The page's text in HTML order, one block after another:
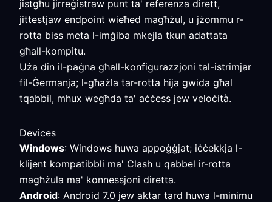
jistgħu jirreġistraw punt ta' referenza dirett,
jittestjaw endpoint wieħed magħżul, u jżommu r-
rotta biss meta l-imġiba mkejla tkun adattata
għall-kompitu.
Uża din il-paġna għall-konfigurazzjoni tal-istrimjar
fil-Ġermanja; l-għażla tar-rotta hija gwida għal
tqabbil, mhux wegħda ta' aċċess jew veloċità.
Devices
Windows: Windows huwa appoġġjat; iċċekkja l-
klijent kompatibbli ma' Clash u qabbel ir-rotta
magħżula ma' konnessjoni diretta.
Android: Android 7.0 jew aktar tard huwa l-minimu